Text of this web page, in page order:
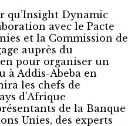
qu’Insight Dynamic
avec le Pacte
et la Commission de
auprès du
pour organiser un
à Addis-Abeba en
les chefs de
d’Afrique
de la Banque
Unies, des experts